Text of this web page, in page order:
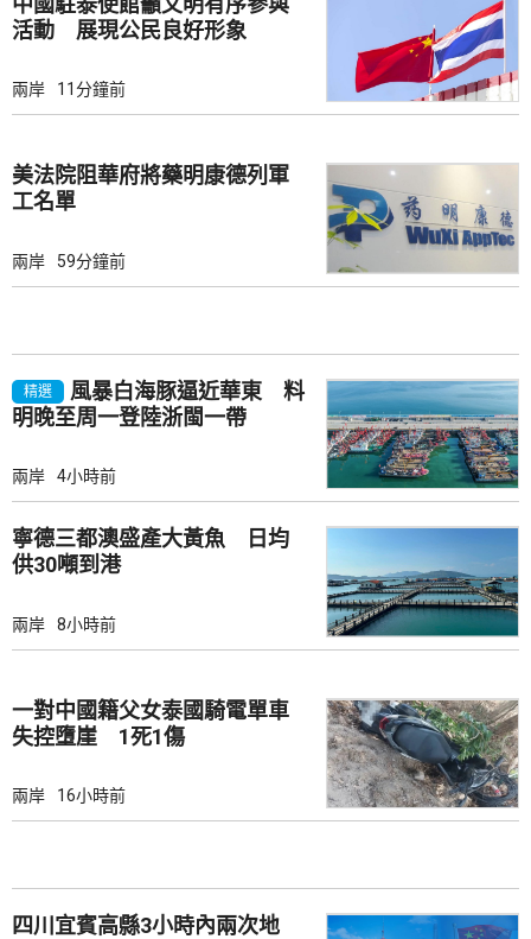
活動 展現公民良好形象
兩岸 11分鐘前
美法院阻華府將藥明康德列軍
工名單
兩岸 59分鐘前
精選
風暴白海豚逼近華東 料
明晚至周一登陸浙閩一帶
兩岸 4小時前
寧德三都澳盛產大黃魚 日均
供30噸到港
兩岸 8小時前
一對中國籍父女泰國騎電單車
失控墮崖 1死1傷
兩岸 16小時前
四川宜賓高縣3小時內兩次地